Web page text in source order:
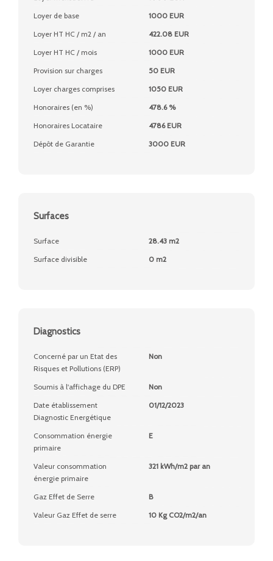
Loyer de base
1000 EUR
Loyer HT HC / m2 / an
422.08 EUR
Loyer HT HC / mois
1000 EUR
Provision sur charges
50 EUR
Loyer charges comprises
1050 EUR
Honoraires (en %)
478.6 %
Honoraires Locataire
4786 EUR
Dépôt de Garantie
3000 EUR
Surfaces
Surface
28.43 m2
Surface divisible
0 m2
Diagnostics
Concerné par un Etat des
Risques et Pollutions (ERP)
Non
Soumis à l'affichage du DPE
Non
Date établissement
Diagnostic Energétique
01/12/2023
Consommation énergie
primaire
E
Valeur consommation
énergie primaire
321 kWh/m2 par an
Gaz Effet de Serre
B
Valeur Gaz Effet de serre
10 Kg CO2/m2/an